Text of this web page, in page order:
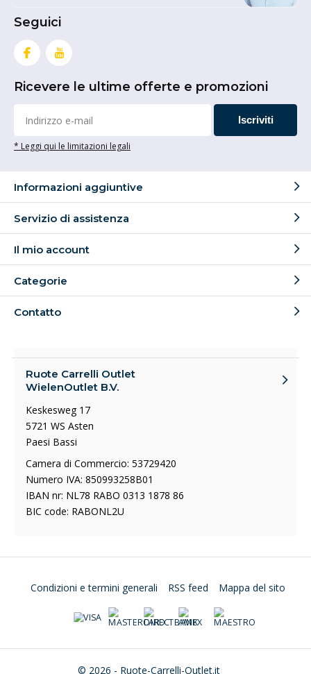
Seguici
Ricevere le ultime offerte e promozioni
Iscriviti
* Leggi qui le limitazioni legali
Informazioni aggiuntive
Servizio di assistenza
Il mio account
Categorie
Contatto
Ruote Carrelli Outlet
WielenOutlet B.V.
Keskesweg 17
5721 WS Asten
Paesi Bassi
Camera di Commercio: 53729420
Numero IVA: 850993258B01
IBAN nr: NL78 RABO 0313 1878 86
BIC code: RABONL2U
© 2026 - Ruote-Carrelli-Outlet.it
Condizioni e termini generali RSS feed Mappa del sito